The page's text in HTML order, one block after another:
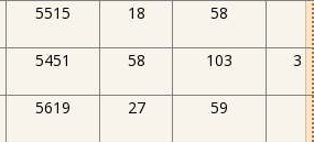
5515 18 58
5451 58 103 3
5619 27 59